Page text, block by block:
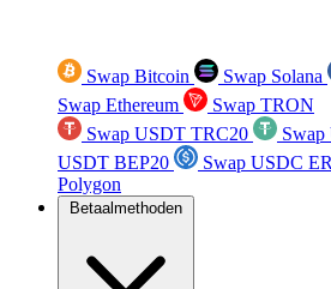
Swap Bitcoin Swap Solana
Swap Ethereum
Swap TRON
Swap USDT TRC20
USDT BEP20
Swap USDC
Polygon
Betaalmethoden